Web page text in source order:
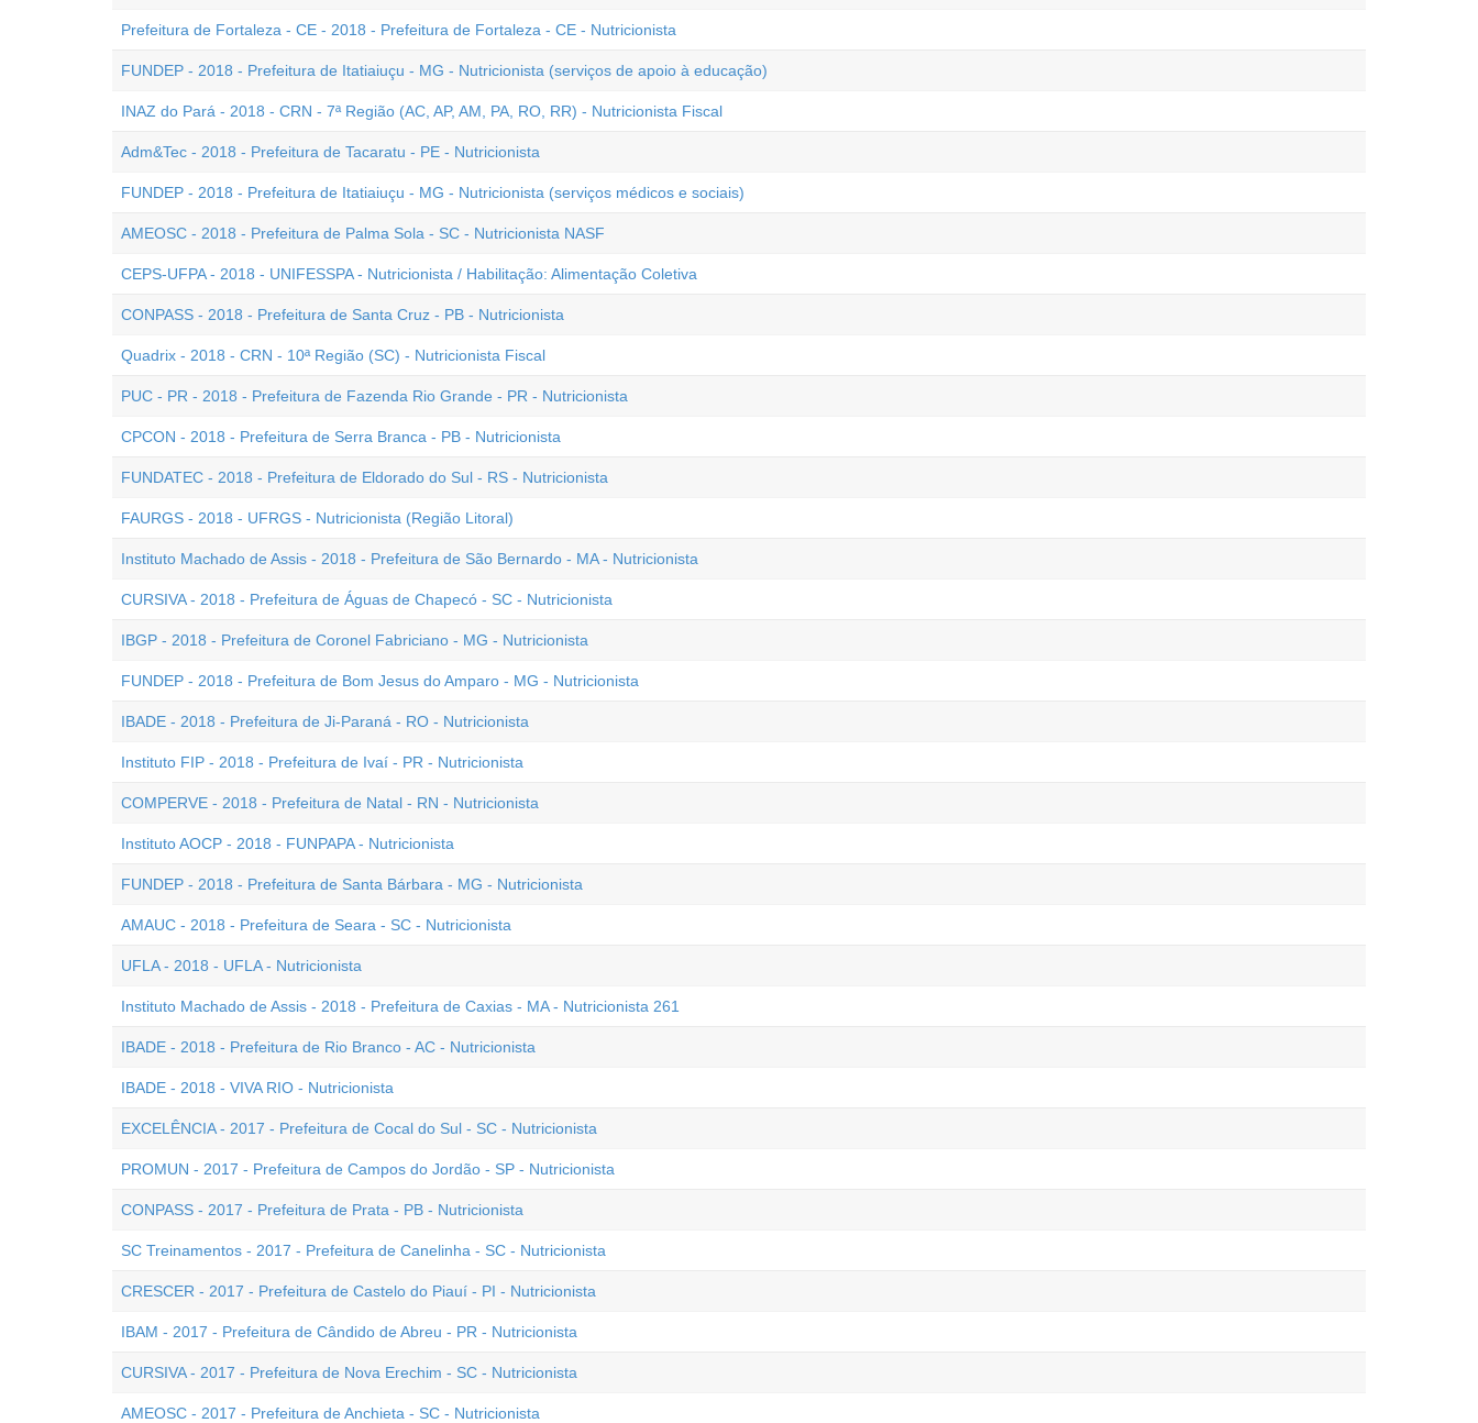
Prefeitura de Fortaleza - CE - 2018 - Prefeitura de Fortaleza - CE - Nutricionista
FUNDEP - 2018 - Prefeitura de Itatiaiuçu - MG - Nutricionista (serviços de apoio à educação)
INAZ do Pará - 2018 - CRN - 7ª Região (AC, AP, AM, PA, RO, RR) - Nutricionista Fiscal
Adm&Tec - 2018 - Prefeitura de Tacaratu - PE - Nutricionista
FUNDEP - 2018 - Prefeitura de Itatiaiuçu - MG - Nutricionista (serviços médicos e sociais)
AMEOSC - 2018 - Prefeitura de Palma Sola - SC - Nutricionista NASF
CEPS-UFPA - 2018 - UNIFESSPA - Nutricionista / Habilitação: Alimentação Coletiva
CONPASS - 2018 - Prefeitura de Santa Cruz - PB - Nutricionista
Quadrix - 2018 - CRN - 10ª Região (SC) - Nutricionista Fiscal
PUC - PR - 2018 - Prefeitura de Fazenda Rio Grande - PR - Nutricionista
CPCON - 2018 - Prefeitura de Serra Branca - PB - Nutricionista
FUNDATEC - 2018 - Prefeitura de Eldorado do Sul - RS - Nutricionista
FAURGS - 2018 - UFRGS - Nutricionista (Região Litoral)
Instituto Machado de Assis - 2018 - Prefeitura de São Bernardo - MA - Nutricionista
CURSIVA - 2018 - Prefeitura de Águas de Chapecó - SC - Nutricionista
IBGP - 2018 - Prefeitura de Coronel Fabriciano - MG - Nutricionista
FUNDEP - 2018 - Prefeitura de Bom Jesus do Amparo - MG - Nutricionista
IBADE - 2018 - Prefeitura de Ji-Paraná - RO - Nutricionista
Instituto FIP - 2018 - Prefeitura de Ivaí - PR - Nutricionista
COMPERVE - 2018 - Prefeitura de Natal - RN - Nutricionista
Instituto AOCP - 2018 - FUNPAPA - Nutricionista
FUNDEP - 2018 - Prefeitura de Santa Bárbara - MG - Nutricionista
AMAUC - 2018 - Prefeitura de Seara - SC - Nutricionista
UFLA - 2018 - UFLA - Nutricionista
Instituto Machado de Assis - 2018 - Prefeitura de Caxias - MA - Nutricionista 261
IBADE - 2018 - Prefeitura de Rio Branco - AC - Nutricionista
IBADE - 2018 - VIVA RIO - Nutricionista
EXCELÊNCIA - 2017 - Prefeitura de Cocal do Sul - SC - Nutricionista
PROMUN - 2017 - Prefeitura de Campos do Jordão - SP - Nutricionista
CONPASS - 2017 - Prefeitura de Prata - PB - Nutricionista
SC Treinamentos - 2017 - Prefeitura de Canelinha - SC - Nutricionista
CRESCER - 2017 - Prefeitura de Castelo do Piauí - PI - Nutricionista
IBAM - 2017 - Prefeitura de Cândido de Abreu - PR - Nutricionista
CURSIVA - 2017 - Prefeitura de Nova Erechim - SC - Nutricionista
AMEOSC - 2017 - Prefeitura de Anchieta - SC - Nutricionista